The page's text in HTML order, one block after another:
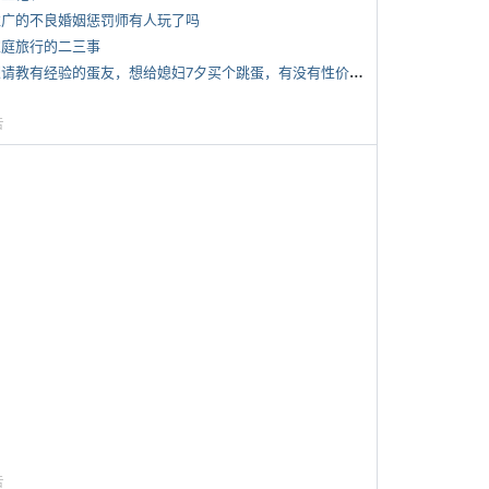
的不良婚姻惩罚师有人玩了吗
旅行的二三事
*
想请教有经验的蛋友，想给媳妇7夕买个跳蛋，有没有性价比高的推荐